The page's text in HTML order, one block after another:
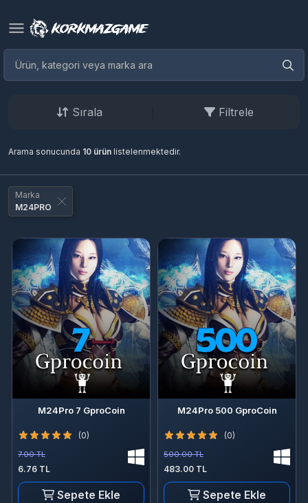
Sırala Filtrele
Arama sonucunda 10 ürün listelenmektedir.
Marka
M24PRO
M24Pro 7 GproCoin
(0)
7.00 TL
6.76 TL
Sepete Ekle
M24Pro 500 GproCoin
(0)
500.00 TL
483.00 TL
Sepete Ekle